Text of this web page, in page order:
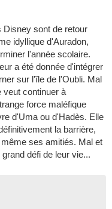
Disney sont de retour
idyllique d'Auradon,
l'année scolaire.
a été donnée d'intégrer
sur l'île de l'Oubli. Mal
veut continuer à
force maléfique
d'Uma ou d'Hadès. Elle
la barrière,
ses amitiés. Mal et
défi de leur vie...